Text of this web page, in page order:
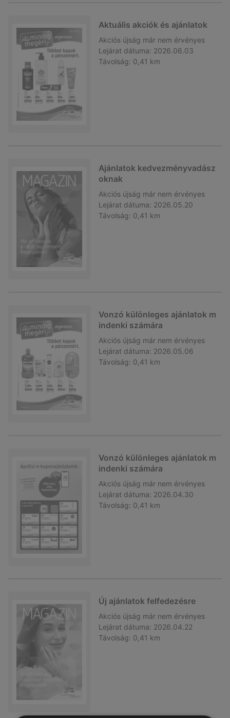
Aktuális akciók és ajánlatok
Akciós újság már nem érvényes
Lejárat dátuma: 2026.06.03
Távolság: 0,41 km
Ajánlatok kedvezményvadász
oknak
Akciós újság már nem érvényes
Lejárat dátuma: 2026.05.20
Távolság: 0,41 km
Vonzó különleges ajánlatok m
indenki számára
Akciós újság már nem érvényes
Lejárat dátuma: 2026.05.06
Távolság: 0,41 km
Vonzó különleges ajánlatok m
indenki számára
Akciós újság már nem érvényes
Lejárat dátuma: 2026.04.30
Távolság: 0,41 km
Új ajánlatok felfedezésre
Akciós újság már nem érvényes
Lejárat dátuma: 2026.04.22
Távolság: 0,41 km